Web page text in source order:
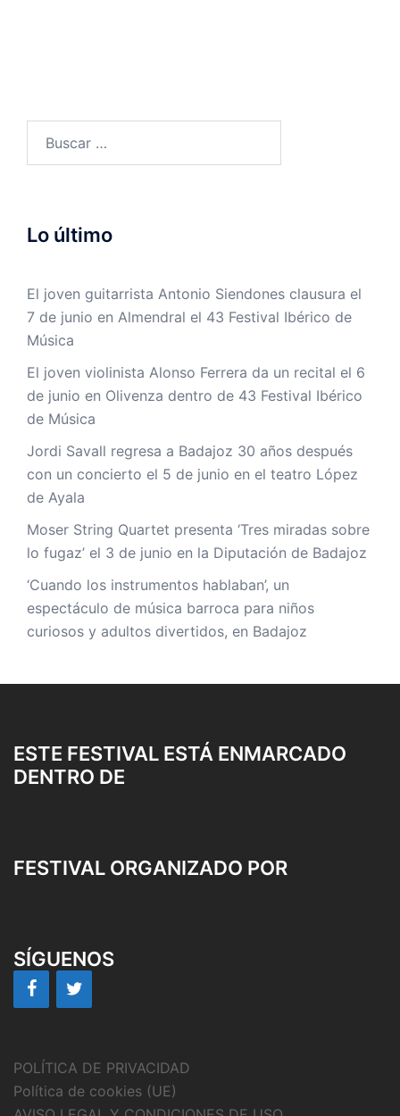
Lo último
El joven guitarrista Antonio Siendones clausura el
7 de junio en Almendral el 43 Festival Ibérico de
Música
El joven violinista Alonso Ferrera da un recital el 6
de junio en Olivenza dentro de 43 Festival Ibérico
de Música
Jordi Savall regresa a Badajoz 30 años después
con un concierto el 5 de junio en el teatro López
de Ayala
Moser String Quartet presenta ‘Tres miradas sobre
lo fugaz’ el 3 de junio en la Diputación de Badajoz
‘Cuando los instrumentos hablaban’, un
espectáculo de música barroca para niños
curiosos y adultos divertidos, en Badajoz
ESTE FESTIVAL ESTÁ ENMARCADO
DENTRO DE
FESTIVAL ORGANIZADO POR
SÍGUENOS
POLÍTICA DE PRIVACIDAD
Política de cookies (UE)